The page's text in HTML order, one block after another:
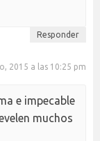
Responder
2015 a las 10:25 pm
e impecable
muchos